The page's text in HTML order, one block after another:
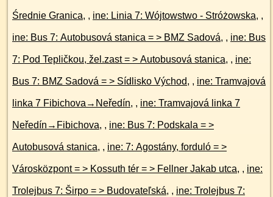
Średnie Granica, , ine: Linia 7: Wójtowstwo - Stróżowska, ,
ine: Bus 7: Autobusová stanica = > BMZ Sadová, , ine: Bus
7: Pod Tepličkou, žel.zast = > Autobusová stanica, , ine:
Bus 7: BMZ Sadová = > Sídlisko Východ, , ine: Tramvajová
linka 7 Fibichova→Neředín, , ine: Tramvajová linka 7
Neředín→Fibichova, , ine: Bus 7: Podskala = >
Autobusová stanica, , ine: 7: Agostány, forduló = >
Városközpont = > Kossuth tér = > Fellner Jakab utca, , ine:
Trolejbus 7: Širpo = > Budovateľská, , ine: Trolejbus 7: